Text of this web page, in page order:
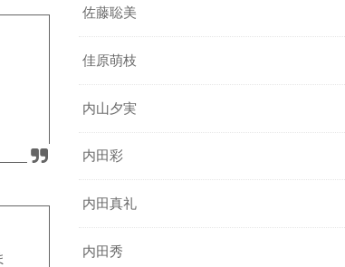
佐藤聡美
佳原萌枝
内山夕実
内田彩
内田真礼
内田秀